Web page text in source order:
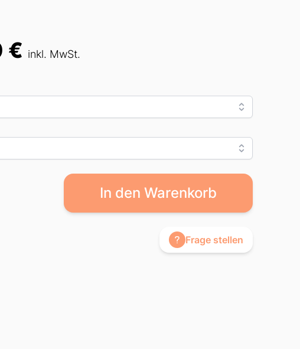
€ inkl. MwSt.
In den Warenkorb
Frage stellen